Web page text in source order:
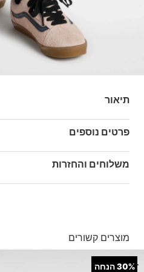
תיאור
פרטים נוספים
מק"ט: V00D0ERF8
משלוחים והחזרות
*ייתכנו עיכובים בעקבות עומסים
*בכפוף לתנאי המשלוחים המלאים כאן
מוצרים קשורים
+
30%הנחה